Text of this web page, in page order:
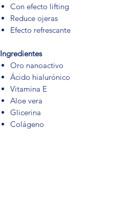
Con efecto lifting
Reduce ojeras
Efecto refrescante
Ingredientes
Oro nanoactivo
Ácido hialurónico
Vitamina E
Aloe vera
Glicerina
Colágeno